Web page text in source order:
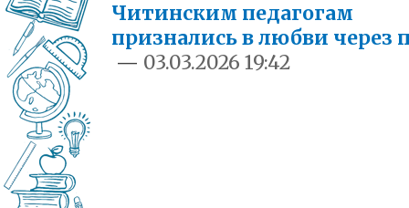
Читинским педагогам
признались в любви через
— 03.03.2026 19:42